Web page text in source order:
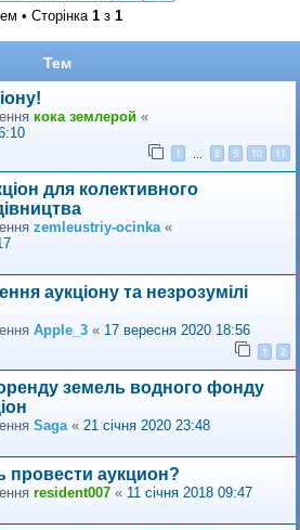
• Сторінка 1 з 1
Тем
кока землерой «
1 8 9 10 11
для колективного
zemleustriy-ocinka«
аукціону та незрозумілі
Apple_3 « 17 вересня 2020 18:56
1 2
земель водного фонду
Saga « 21 січня 2020 23:48
провести аукцион?
resident007 « 11 січня 2018 09:47